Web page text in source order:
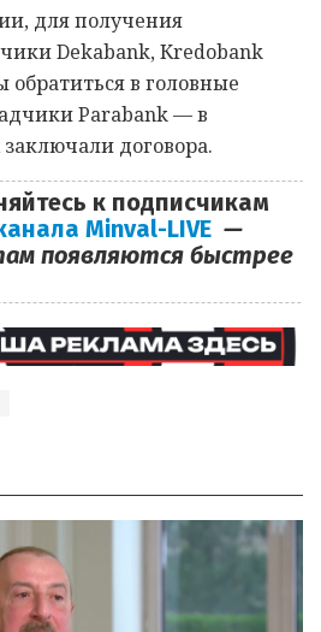
для получения
Dekabank, Кredobank
в головные
Parabank — в
договора.
к подписчикам
Minval-LIVE —
появляются быстрее